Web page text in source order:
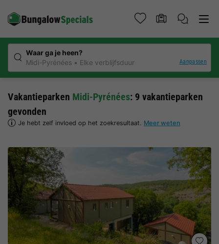
Waar ga je heen?
Midi-Pyrénées
Elke verblijfsduur Aanpassen
Vakantieparken Midi-Pyrénées: 9 vakantieparken
gevonden
Je hebt zelf invloed op het zoekresultaat. Meer weten